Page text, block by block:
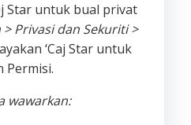
Star untuk bual privat
> Privasi dan Sekuriti >
‘Caj Star untuk
Permisi.
wawarkan: